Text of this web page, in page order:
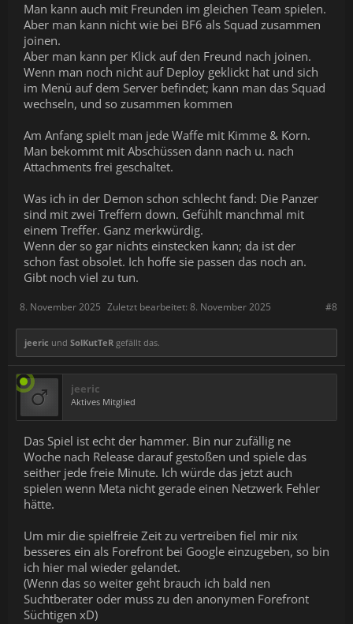
Man kann auch mit Freunden im gleichen Team spielen.
Aber man kann nicht wie bei BF6 als Squad zusammen
joinen.
Aber man kann per Klick auf den Freund nach joinen.
Wenn man noch nicht auf Deploy geklickt hat und sich
im Menü auf dem Server befindet; kann man das Squad
wechseln, und so zusammen kommen
Am Anfang spielt man jede Waffe mit Kimme & Korn.
Man bekommt mit Abschüssen dann nach u. nach
Attachments frei geschaltet.
Was ich in der Demon schon schlecht fand: Die Panzer
sind mit zwei Treffern down. Gefühlt manchmal mit
einem Treffer. Ganz merkwürdig.
Wenn der so gar nichts einstecken kann; da ist der
schon fast obsolet. Ich hoffe sie passen das noch an.
Gibt noch viel zu tun.
#8
8. November 2025 Zuletzt bearbeitet: 8. November 2025
jeeric und SolKutTeR gefällt das.
jeeric
Aktives Mitglied
Das Spiel ist echt der hammer. Bin nur zufällig ne
Woche nach Release darauf gestoßen und spiele das
seither jede freie Minute. Ich würde das jetzt auch
spielen wenn Meta nicht gerade einen Netzwerk Fehler
hätte.
Um mir die spielfreie Zeit zu vertreiben fiel mir nix
besseres ein als Forefront bei Google einzugeben, so bin
ich hier mal wieder gelandet.
(Wenn das so weiter geht brauch ich bald nen
Suchtberater oder muss zu den anonymen Forefront
Süchtigen xD)